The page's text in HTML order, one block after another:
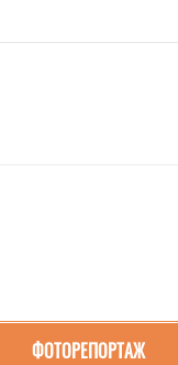
ФОТОРЕПОРТАЖ